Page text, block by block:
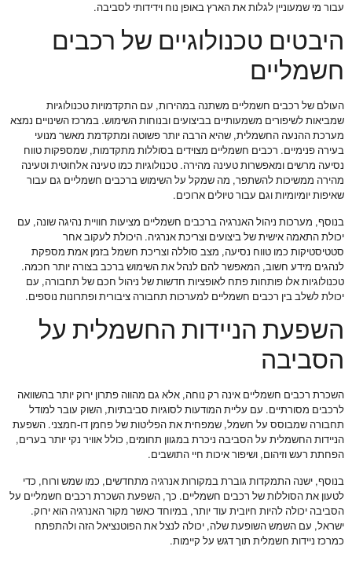
עבור מי שמעוניין לגלות את הארץ באופן נוח וידידותי לסביבה.
היבטים טכנולוגיים של רכבים
חשמליים
העולם של רכבים חשמליים משתנה במהירות, עם התקדמויות טכנולוגיות
שמביאות לשיפורים משמעותיים בביצועים ובנוחות השימוש. במרכז השינויים נמצא
מערכת ההנעה החשמלית, שהיא הרבה יותר פשוטה ומתקדמת מאשר מנועי
בעירה פנימיים. רכבים חשמליים מצוידים בסוללות מתקדמות, שמספקות טווח
נסיעה מרשים ומאפשרות טעינה מהירה. טכנולוגיות כמו טעינה אלחוטית וטעינה
מהירה ממשיכות להשתפר, מה שמקל על השימוש ברכבים חשמליים גם עבור
שאיפות יומיומיות וגם עבור טיולים ארוכים.
בנוסף, מערכות ניהול האנרגיה ברכבים חשמליים מציעות חוויית נהיגה שונה, עם
יכולת התאמה אישית של ביצועים וצריכת אנרגיה. היכולת לעקוב אחר
סטטיסטיקות כמו טווח נסיעה, מצב סוללה וצריכת חשמל בזמן אמת מספקת
לנהגים מידע חשוב, המאפשר להם לנהל את השימוש ברכב בצורה יותר חכמה.
טכנולוגיות אלו פותחות פתח לאופציות חדשות של ניהול חכם של תחבורה, עם
יכולת לשלב בין רכבים חשמליים למערכות תחבורה ציבורית ופתרונות נוספים.
השפעת הניידות החשמלית על
הסביבה
השכרת רכבים חשמליים אינה רק נוחה, אלא גם מהווה פתרון ירוק יותר בהשוואה
לרכבים מסורתיים. עם עליית המודעות לסוגיות סביבתיות, השוק עובר למודל
תחבורה שמבוסס על חשמל, שמפחית את הפליטות של פחמן דו-חמצני. השפעת
הניידות החשמלית על הסביבה ניכרת במגוון תחומים, כולל אוויר נקי יותר בערים,
הפחתת רעש וזיהום, ושיפור איכות חיי התושבים.
בנוסף, ישנה התמקדות גוברת במקורות אנרגיה מתחדשים, כמו שמש ורוח, כדי
לטעון את הסוללות של רכבים חשמליים. כך, השפעת השכרת רכבים חשמליים על
הסביבה יכולה להיות חיובית עוד יותר, במיוחד כאשר מקור האנרגיה הוא ירוק.
ישראל, עם השמש השופעת שלה, יכולה לנצל את הפוטנציאל הזה ולהתפתח
כמרכז ניידות חשמלית תוך דגש על קיימות.